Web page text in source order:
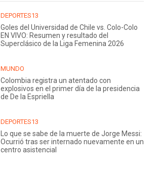
DEPORTES13
Goles del Universidad de Chile vs. Colo-Colo
EN VIVO: Resumen y resultado del
Superclásico de la Liga Femenina 2026
MUNDO
Colombia registra un atentado con
explosivos en el primer día de la presidencia
de De la Espriella
DEPORTES13
Lo que se sabe de la muerte de Jorge Messi:
Ocurrió tras ser internado nuevamente en un
centro asistencial